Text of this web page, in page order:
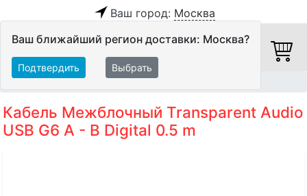
Ваш город: Москва
Ваш ближайший регион доставки: Москва?
Подтвердить Выбрать
Кабель Межблочный Transparent Audio
USB G6 A - B Digital 0.5 m